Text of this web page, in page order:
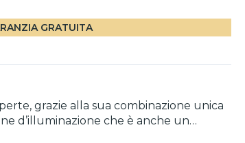
GRATUITA
grazie alla sua combinazione unica
d’illuminazione che è anche un